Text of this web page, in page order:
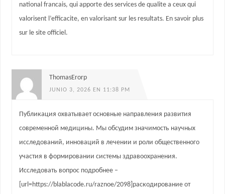
national francais, qui apporte des services de qualite a ceux qui
valorisent l’efficacite, en valorisant sur les resultats. En savoir plus
sur le site officiel.
ThomasErorp
JUNIO 3, 2026 EN 11:38 PM
Публикация охватывает основные направления развития
современной медицины. Мы обсудим значимость научных
исследований, инноваций в лечении и роли общественного
участия в формировании системы здравоохранения.
Исследовать вопрос подробнее –
[url=https://blablacode.ru/raznoe/2098]раскодирование от